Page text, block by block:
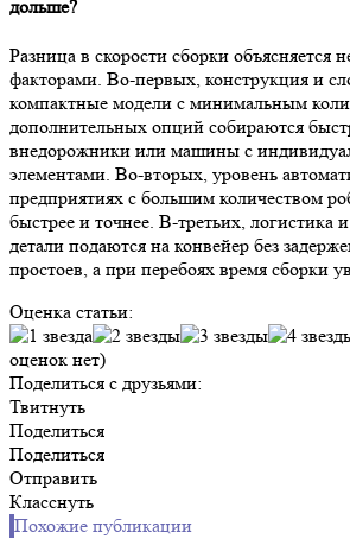
дольше?
Разница в скорости сборки объясняется
факторами. Во-первых, конструкция и
компактные модели с минимальным
дополнительных опций собираются
внедорожники или машины с
элементами. Во-вторых, уровень
предприятиях с большим количеством
быстрее и точнее. В-третьих, логистика
детали подаются на конвейер без
простоев, а при перебоях время сборки
Оценка статьи:
оценок нет)
Поделиться с друзьями:
Твитнуть
Поделиться
Поделиться
Отправить
Класснуть
Похожие публикации